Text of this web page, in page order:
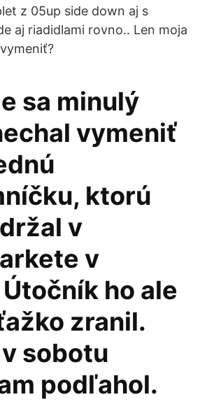
z 05up side down aj s
aj riadidlami rovno.. Len moja
sa minulý
vymeniť
ktorú
v
v
ho ale
zranil.
sobotu
podľahol.